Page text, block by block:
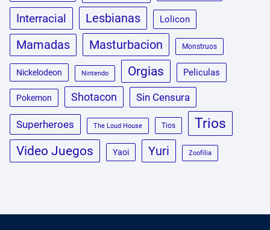
Interracial Lesbianas Lolicon
Mamadas Masturbacion Monstruos
Nickelodeon Nintendo Orgias Peliculas
Pokemon Shotacon Sin Censura
Superheroes The Loud House Tios Trios
Video Juegos Yaoi Yuri Zoofilia